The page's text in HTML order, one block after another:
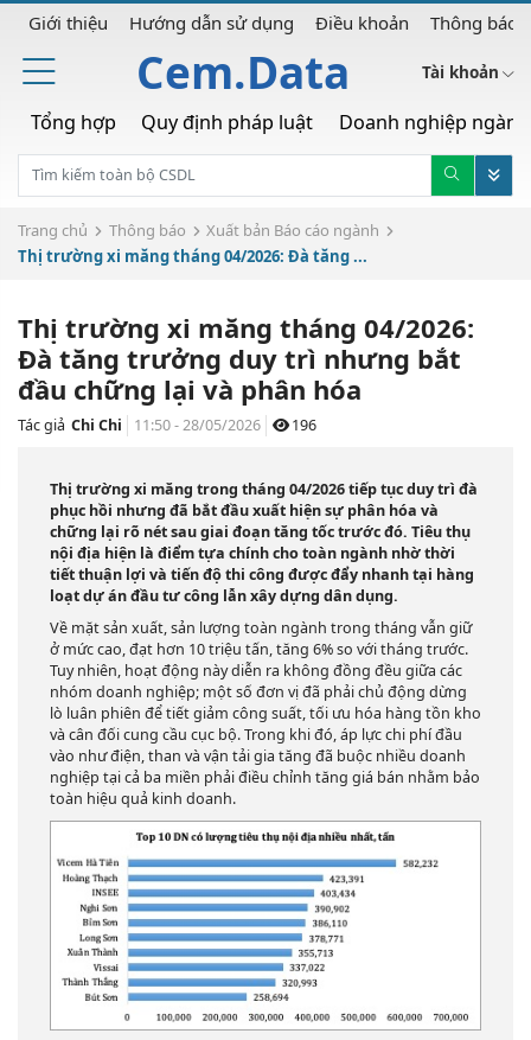
Giới thiệu Hướng dẫn sử dụng Điều khoản Thông báo
Cem.Data Tài khoản
Tổng hợp Quy định pháp luật Doanh nghiệp ngành
Trang chủ Thông báo
Xuất bản Báo cáo ngành
Thị trường xi măng tháng 04/2026: Đà tăng ...
Thị trường xi măng tháng 04/2026:
Đà tăng trưởng duy trì nhưng bắt
đầu chững lại và phân hóa
Tác giả Chi Chi 11:50 - 28/05/2026 196
Thị trường xi măng trong tháng 04/2026 tiếp tục duy trì đà
phục hồi nhưng đã bắt đầu xuất hiện sự phân hóa và
chững lại rõ nét sau giai đoạn tăng tốc trước đó. Tiêu thụ
nội địa hiện là điểm tựa chính cho toàn ngành nhờ thời
tiết thuận lợi và tiến độ thi công được đẩy nhanh tại hàng
loạt dự án đầu tư công lẫn xây dựng dân dụng.
Về mặt sản xuất, sản lượng toàn ngành trong tháng vẫn giữ
ở mức cao, đạt hơn 10 triệu tấn, tăng 6% so với tháng trước.
Tuy nhiên, hoạt động này diễn ra không đồng đều giữa các
nhóm doanh nghiệp; một số đơn vị đã phải chủ động dừng
lò luân phiên để tiết giảm công suất, tối ưu hóa hàng tồn kho
và cân đối cung cầu cục bộ. Trong khi đó, áp lực chi phí đầu
vào như điện, than và vận tải gia tăng đã buộc nhiều doanh
nghiệp tại cả ba miền phải điều chỉnh tăng giá bán nhằm bảo
toàn hiệu quả kinh doanh.